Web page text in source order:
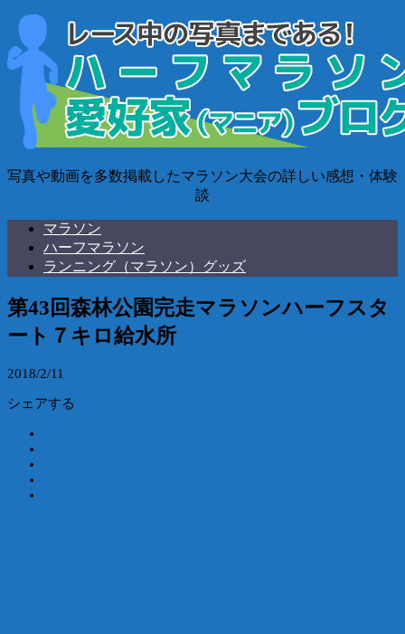
写真や動画を多数掲載したマラソン大会の詳しい感想・体験
談
マラソン
ハーフマラソン
ランニング（マラソン）グッズ
第43回森林公園完走マラソンハーフスタ
ート７キロ給水所
2018/2/11
シェアする